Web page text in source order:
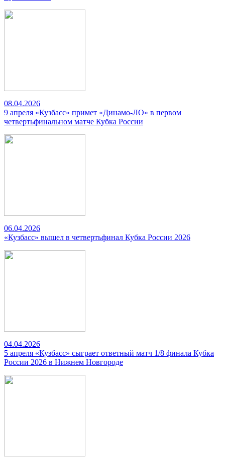
08.04.2026
9 апреля «Кузбасс» примет «Динамо-ЛО» в первом
четвертьфинальном матче Кубка России
06.04.2026
«Кузбасс» вышел в четвертьфинал Кубка России 2026
04.04.2026
5 апреля «Кузбасс» сыграет ответный матч 1/8 финала Кубка
России 2026 в Нижнем Новгороде